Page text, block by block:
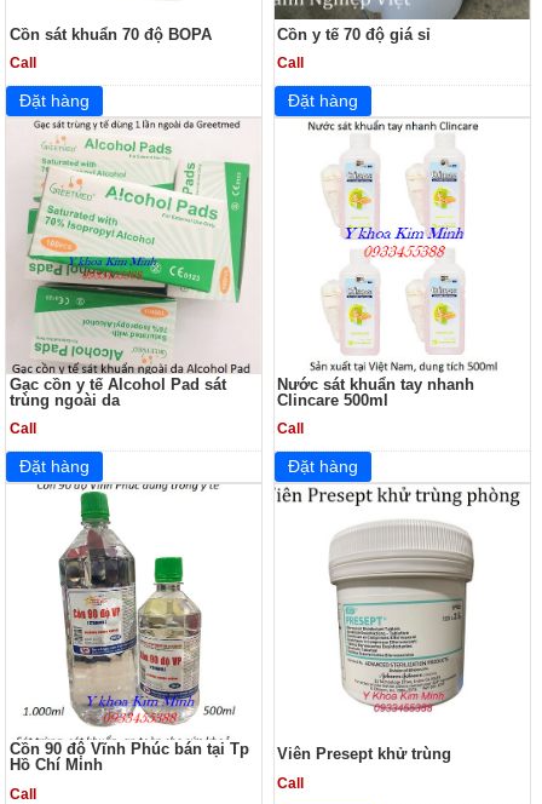
Cồn sát khuẩn 70 độ BOPA
Call
Cồn y tế 70 độ giá sỉ
Call
Gạc cồn y tế Alcohol Pad sát
trùng ngoài da
Call
Nước sát khuẩn tay nhanh
Clincare 500ml
Call
Cồn 90 độ Vĩnh Phúc bán tại Tp
Hồ Chí Minh
Call
Viên Presept khử trùng
Call